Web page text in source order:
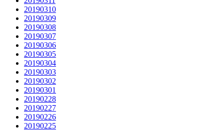
20190310
20190309
20190308
20190307
20190306
20190305
20190304
20190303
20190302
20190301
20190228
20190227
20190226
20190225